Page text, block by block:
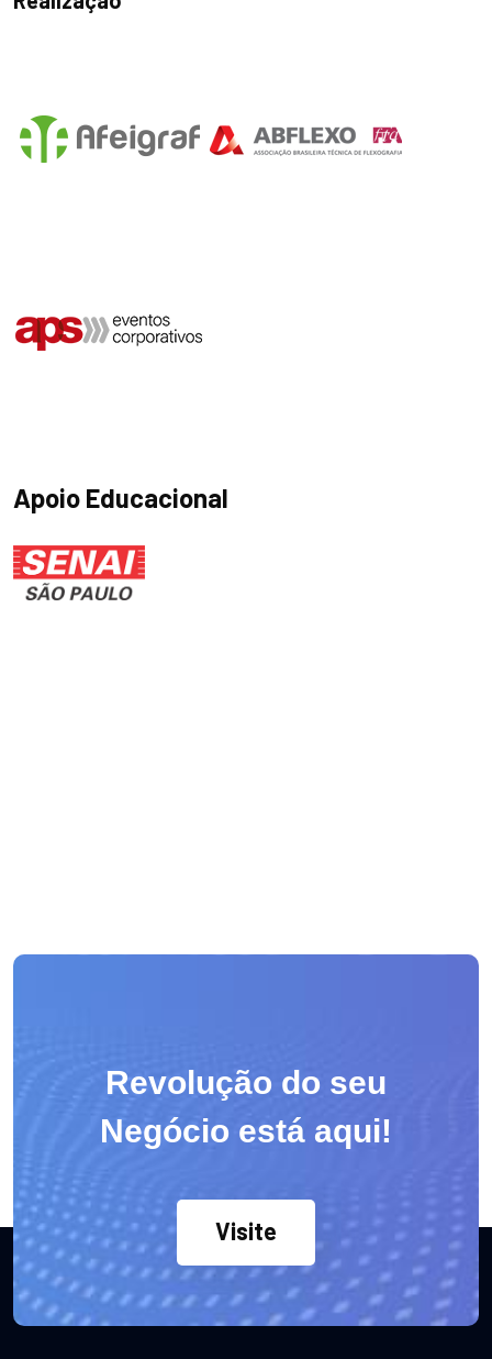
Apoio Educacional
Revolução do seu
Negócio está aqui!
Visite